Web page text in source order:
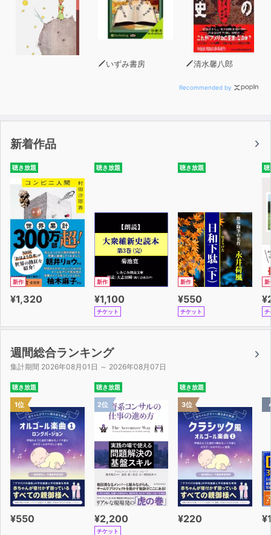
いずみ書房 清水馨八郎
Recommended by
新着作品
聴き放題
新作
¥1,320
聴き放題
新作
¥1,100
チケット
聴き放題
新作
¥550
チケット
聴
新
チ
週間総合ランキング
集計期間 2026年08月01日 ～ 2026年08月07日
聴き放題
1位
¥550
聴き放題
2位
¥2,200
チケット
聴き放題
3位
¥220